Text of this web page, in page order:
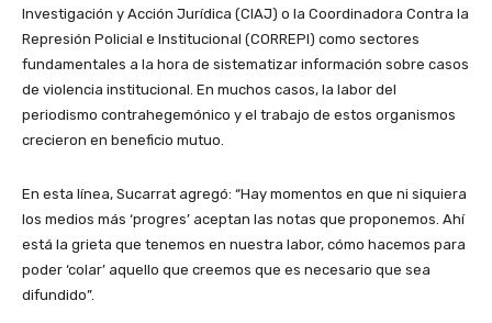
Investigación y Acción Jurídica (CIAJ) o la Coordinadora Contra la
Represión Policial e Institucional (CORREPI) como sectores
fundamentales a la hora de sistematizar información sobre casos
de violencia institucional. En muchos casos, la labor del
periodismo contrahegemónico y el trabajo de estos organismos
crecieron en beneficio mutuo.
En esta línea, Sucarrat agregó: “Hay momentos en que ni siquiera
los medios más ‘progres’ aceptan las notas que proponemos. Ahí
está la grieta que tenemos en nuestra labor, cómo hacemos para
poder ‘colar’ aquello que creemos que es necesario que sea
difundido”.